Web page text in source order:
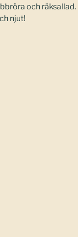
och räksallad.
njut!